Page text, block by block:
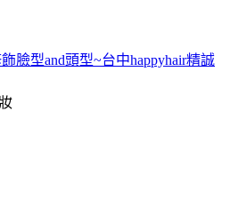
臉型and頭型~台中happyhair精誠